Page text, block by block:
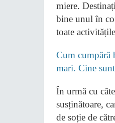
miere.
bine unul în
toate
Cum cumpără
mari. Cine
În urmă cu
susținătoare,
de soție de